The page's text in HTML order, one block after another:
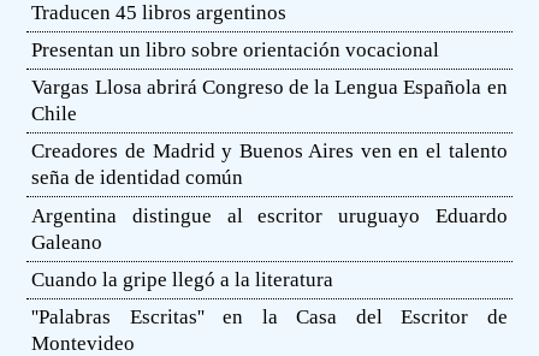
Traducen 45 libros argentinos
Presentan un libro sobre orientación vocacional
Vargas Llosa abrirá Congreso de la Lengua Española en
Chile
Creadores de Madrid y Buenos Aires ven en el talento
seña de identidad común
Argentina distingue al escritor uruguayo Eduardo
Galeano
Cuando la gripe llegó a la literatura
''Palabras Escritas'' en la Casa del Escritor de
Montevideo